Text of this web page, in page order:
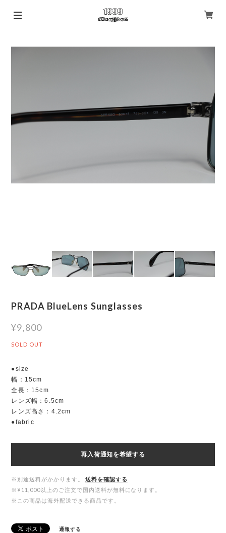
PRADA BlueLens Sunglasses
¥9,800
SOLD OUT
●size
幅：15cm
全長：15cm
レンズ幅：6.5cm
レンズ高さ：4.2cm
●fabric
再入荷通知を希望する
※別途送料がかかります。
送料を確認する
※¥11,000以上のご注文で国内送料が無料になります。
※この商品は海外配送できる商品です。
通報する